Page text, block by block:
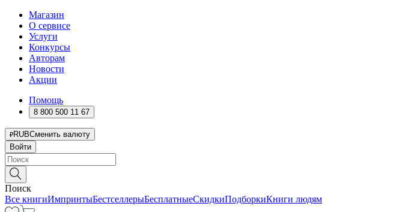
Магазин
О сервисе
Услуги
Конкурсы
Авторам
Новости
Акции
Помощь
8 800 500 11 67
RUBСменить валюту
Войти
Поиск
Все книгиИмпринтыБестселлерыБесплатныеСкидкиПодборкиКниги людям